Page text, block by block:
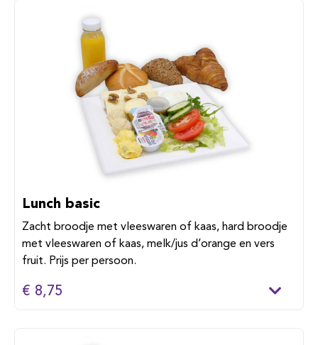
Lunch basic
Zacht broodje met vleeswaren of kaas, hard broodje
met vleeswaren of kaas, melk/jus d’orange en vers
fruit. Prijs per persoon.
€ 8,75